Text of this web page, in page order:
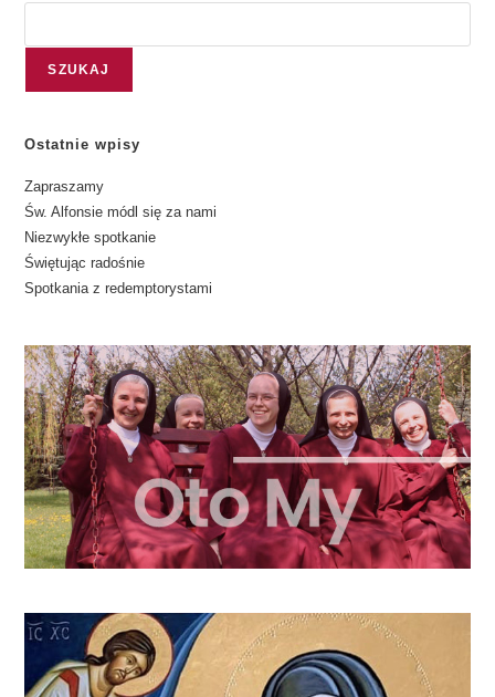
SZUKAJ
Ostatnie wpisy
Zapraszamy
Św. Alfonsie módl się za nami
Niezwykłe spotkanie
Świętując radośnie
Spotkania z redemptorystami